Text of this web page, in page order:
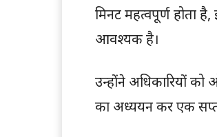
मिनट महत्वपूर्ण होता
आवश्यक है।
उन्होंने अधिकारियों
का अध्ययन कर एक